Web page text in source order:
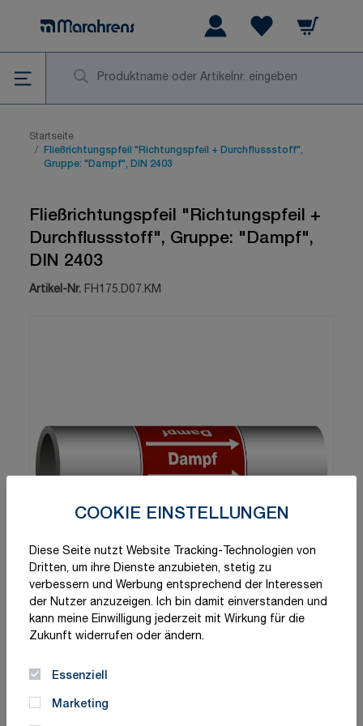
COOKIE EINSTELLUNGEN
Diese Seite nutzt Website Tracking-Technologien von
Dritten, um ihre Dienste anzubieten, stetig zu
verbessern und Werbung entsprechend der Interessen
der Nutzer anzuzeigen. Ich bin damit einverstanden und
kann meine Einwilligung jederzeit mit Wirkung für die
Zukunft widerrufen oder ändern.
Essenziell
Marketing
Warenkorb
Startseite
/
Fließrichtungspfeil "Richtungspfeil + Durchflussstoff",
Gruppe: "Dampf", DIN 2403
Fließrichtungspfeil "Richtungspfeil +
Durchflussstoff", Gruppe: "Dampf",
DIN 2403
Artikel-Nr. FH175.D07.KM